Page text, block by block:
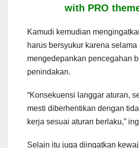
with PRO
Kamudi kemudian
harus bersyukur karena
mengedepankan pencegahan
penindakan.
“Konsekuensi langgar aturan,
mesti diberhentikan dengan
kerja sesuai aturan berlaku,”
Selain itu juga diingatkan